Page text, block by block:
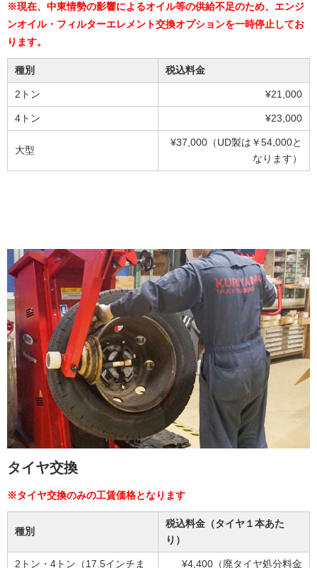
※現在、中東情勢の影響によるオイル等の供給不足のため、エンジ
ンオイル・フィルターエレメント交換オプションを一時停止してお
ります。
種別 税込料金
2トン ¥21,000
4トン ¥23,000
大型
¥37,000（UD製は￥54,000と
なります）
タイヤ交換
※タイヤ交換のみの工賃価格となります
種別
税込料金（タイヤ１本あた
り）
2トン・4トン（17.5インチま
¥4,400（廃タイヤ処分料金